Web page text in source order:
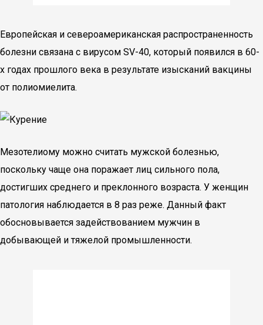
Европейская и североамериканская распространенность
болезни связана с вирусом SV-40, который появился в 60-
х годах прошлого века в результате изысканий вакцины
от полиомиелита.
Мезотелиому можно считать мужской болезнью,
поскольку чаще она поражает лиц сильного пола,
достигших среднего и преклонного возраста. У женщин
патология наблюдается в 8 раз реже. Данный факт
обосновывается задействованием мужчин в
добывающей и тяжелой промышленности.